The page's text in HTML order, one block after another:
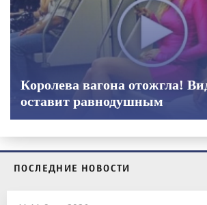
Королева вагона отожгла!
оставит равнодушным
ПОСЛЕДНИЕ НОВОСТИ